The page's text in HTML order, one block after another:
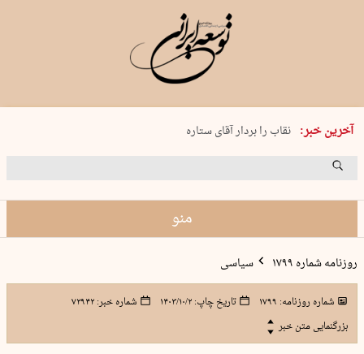
آخرین خبر:
پنجشنبه 15 مرداد 1405 شماره 2243
نقاب را بردار آقای ستاره
کدام فوتبال؟
منو
روزنامه شماره ۱۷۹۹ سیاسی
شماره روزنامه: ۱۷۹۹ تاریخ چاپ:۱۴۰۳/۱۰/۲ شماره خبر:۷۲۹۴۲
بزرگنمایی متن خبر